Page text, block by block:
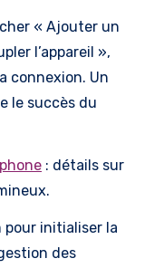
« Ajouter un
l’appareil »,
connexion. Un
le succès du
: détails sur
pour initialiser la
des